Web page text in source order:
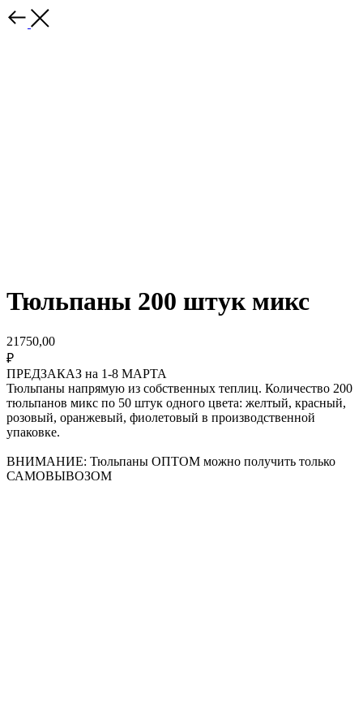
Тюльпаны 200 штук микс
21750,00
₽
ПРЕДЗАКАЗ на 1-8 МАРТА
Тюльпаны напрямую из собственных теплиц. Количество 200
тюльпанов микс по 50 штук одного цвета: желтый, красный,
розовый, оранжевый, фиолетовый в производственной
упаковке.
ВНИМАНИЕ: Тюльпаны ОПТОМ можно получить только
САМОВЫВОЗОМ